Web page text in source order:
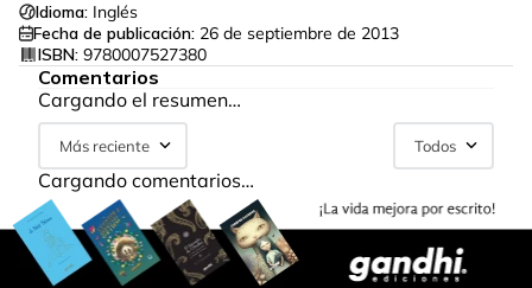
Idioma: Inglés
Fecha de publicación: 26 de septiembre de 2013
ISBN: 9780007527380
Comentarios
Cargando el resumen…
Más reciente Todos
Cargando comentarios…